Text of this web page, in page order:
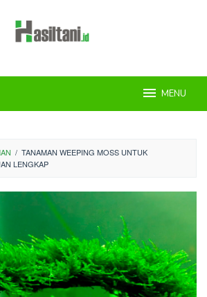
MENU
/ TANAMAN WEEPING MOSS UNTUK
LENGKAP